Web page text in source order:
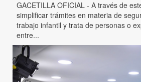
GACETILLA OFICIAL - A través de
simplificar trámites en materia de
trabajo infantil y trata de personas o
entre...